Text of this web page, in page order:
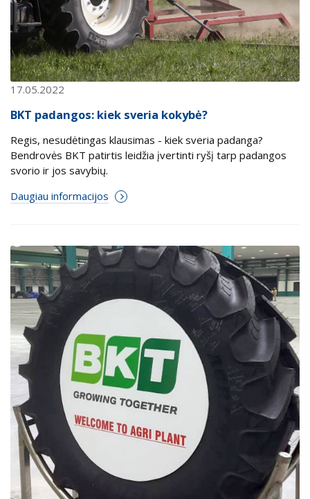
17.05.2022
BKT padangos: kiek sveria kokybė?
Regis, nesudėtingas klausimas - kiek sveria padanga?
Bendrovės BKT patirtis leidžia įvertinti ryšį tarp padangos
svorio ir jos savybių.
Daugiau informacijos